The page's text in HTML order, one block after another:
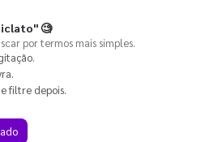
🧐
por termos mais simples.
filtre depois.